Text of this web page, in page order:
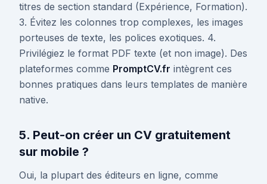
titres de section standard (Expérience, Formation).
3. Évitez les colonnes trop complexes, les images
porteuses de texte, les polices exotiques. 4.
Privilégiez le format PDF texte (et non image). Des
plateformes comme PromptCV.fr intègrent ces
bonnes pratiques dans leurs templates de manière
native.
5. Peut-on créer un CV gratuitement
sur mobile ?
Oui, la plupart des éditeurs en ligne, comme